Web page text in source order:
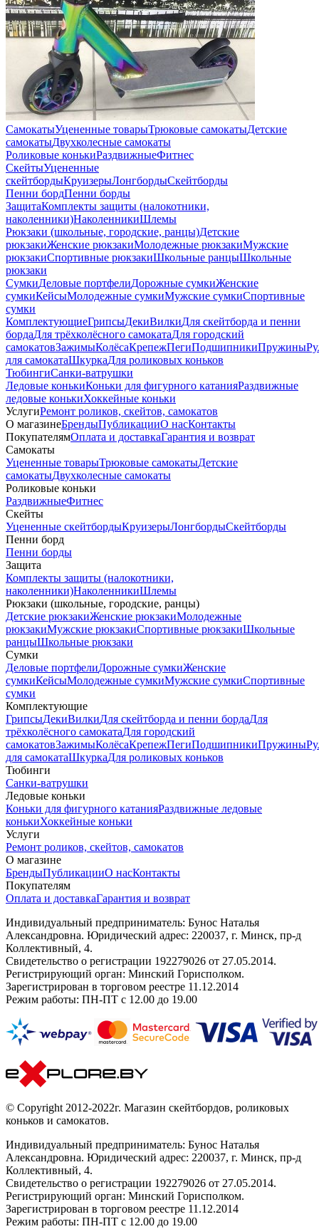
СамокатыУцененные товарыТрюковые самокатыДетские
самокатыДвухколесные самокаты
Роликовые конькиРаздвижныеФитнес
СкейтыУцененные
скейтбордыКруизерыЛонгбордыСкейтборды
Пенни бордПенни борды
ЗащитаКомплекты защиты (налокотники,
наколенники)НаколенникиШлемы
Рюкзаки (школьные, городские, ранцы)Детские
рюкзакиЖенские рюкзакиМолодежные рюкзакиМужские
рюкзакиСпортивные рюкзакиШкольные ранцыШкольные
рюкзаки
СумкиДеловые портфелиДорожные сумкиЖенские
сумкиКейсыМолодежные сумкиМужские сумкиСпортивные
сумки
КомплектующиеГрипсыДекиВилкиДля скейтборда и пенни
бордаДля трёхколёсного самокатаДля городский
самокатовЗажимыКолёсаКрепежПегиПодшипникиПружины
для самокатаШкуркаДля роликовых коньков
ТюбингиСанки-ватрушки
Ледовые конькиКоньки для фигурного катанияРаздвижные
ледовые конькиХоккейные коньки
УслугиРемонт роликов, скейтов, самокатов
О магазинеБрендыПубликацииО насКонтакты
ПокупателямОплата и доставкаГарантия и возврат
Самокаты
Уцененные товарыТрюковые самокатыДетские
самокатыДвухколесные самокаты
Роликовые коньки
РаздвижныеФитнес
Скейты
Уцененные скейтбордыКруизерыЛонгбордыСкейтборды
Пенни борд
Пенни борды
Защита
Комплекты защиты (налокотники,
наколенники)НаколенникиШлемы
Рюкзаки (школьные, городские, ранцы)
Детские рюкзакиЖенские рюкзакиМолодежные
рюкзакиМужские рюкзакиСпортивные рюкзакиШкольные
ранцыШкольные рюкзаки
Сумки
Деловые портфелиДорожные сумкиЖенские
сумкиКейсыМолодежные сумкиМужские сумкиСпортивные
сумки
Комплектующие
ГрипсыДекиВилкиДля скейтборда и пенни бордаДля
трёхколёсного самокатаДля городский
самокатовЗажимыКолёсаКрепежПегиПодшипникиПружины
для самокатаШкуркаДля роликовых коньков
Тюбинги
Санки-ватрушки
Ледовые коньки
Коньки для фигурного катанияРаздвижные ледовые
конькиХоккейные коньки
Услуги
Ремонт роликов, скейтов, самокатов
О магазине
БрендыПубликацииО насКонтакты
Покупателям
Оплата и доставкаГарантия и возврат
Индивидуальный предприниматель: Бунос Наталья
Александровна. Юридический адрес: 220037, г. Минск, пр-д
Коллективный, 4.
Свидетельство о регистрации 192279026 от 27.05.2014.
Регистрирующий орган: Минский Горисполком.
Зарегистрирован в торговом реестре 11.12.2014
Режим работы: ПН-ПТ с 12.00 до 19.00
© Copyright 2012-2022г. Магазин скейтбордов, роликовых
коньков и самокатов.
Индивидуальный предприниматель: Бунос Наталья
Александровна. Юридический адрес: 220037, г. Минск, пр-д
Коллективный, 4.
Свидетельство о регистрации 192279026 от 27.05.2014.
Регистрирующий орган: Минский Горисполком.
Зарегистрирован в торговом реестре 11.12.2014
Режим работы: ПН-ПТ с 12.00 до 19.00